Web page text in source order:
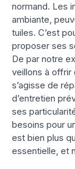
normand. Les
ambiante,
tuiles. C’est
proposer ses
De par notre
veillons à offrir
s’agisse de
d’entretien
ses
besoins pour
est bien plus
essentielle, et